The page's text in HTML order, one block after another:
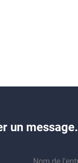
un message.